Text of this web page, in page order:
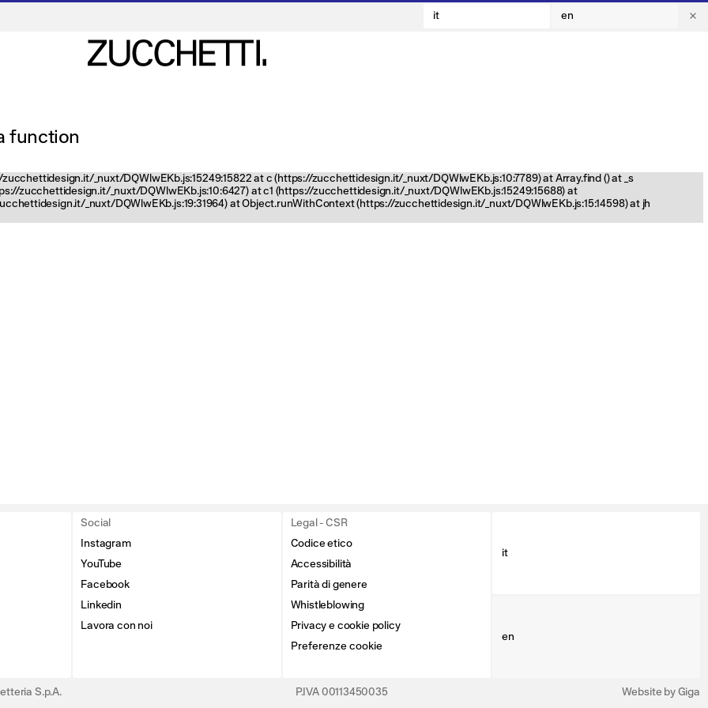
it en
function
_nuxt/DQWlwEKb.js:15249:15822 at c (https://zucchettidesign.it/_nuxt/DQWlwEKb.js:10:7789) at Array.find () at _s
zucchettidesign.it/_nuxt/DQWlwEKb.js:10:6427) at c1 (https://zucchettidesign.it/_nuxt/DQWlwEKb.js:15249:15688) at
_nuxt/DQWlwEKb.js:19:31964) at Object.runWithContext (https://zucchettidesign.it/_nuxt/DQWlwEKb.js:15:14598) at jh
Social
Instagram
YouTube
Facebook
Linkedin
Lavora con noi
Legal - CSR
Codice etico
Accessibilità
Parità di genere
Whistleblowing
Privacy e cookie policy
Preferenze cookie
it
en
S.p.A. P.IVA 00113450035 Website by Giga